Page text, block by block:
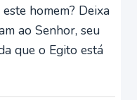
homem? Deixa
ao Senhor, seu
que o Egito está